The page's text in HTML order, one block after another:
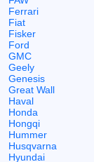
Ferrari
Fiat
Fisker
Ford
GMC
Geely
Genesis
Great Wall
Haval
Honda
Hongqi
Hummer
Husqvarna
Hyundai